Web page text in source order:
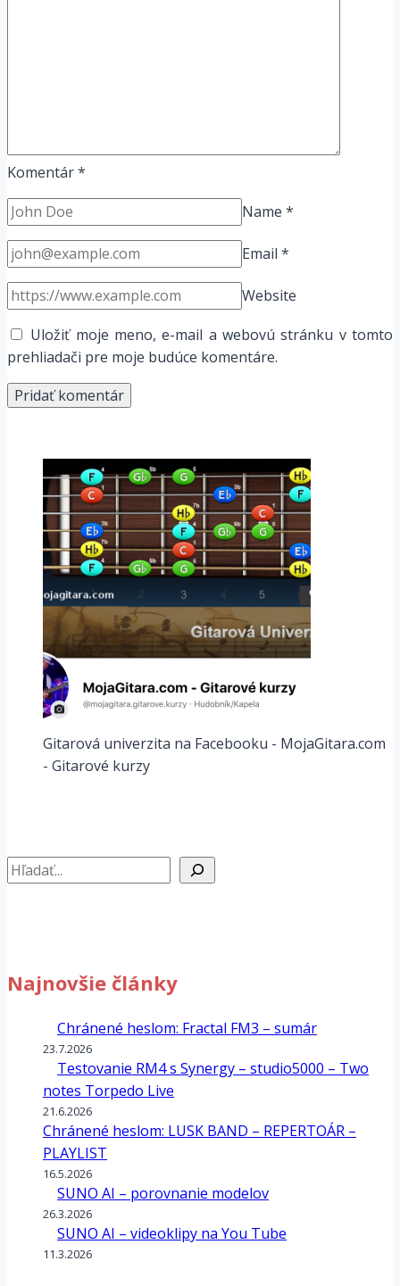
Komentár*
Name *
Email *
Website
Uložiť moje meno, e-mail a webovú stránku v tomto
prehliadači pre moje budúce komentáre.
Gitarová univerzita na Facebooku - MojaGitara.com
- Gitarové kurzy
Hľadať
Najnovšie články
Chránené heslom: Fractal FM3 – sumár
23.7.2026
Testovanie RM4 s Synergy – studio5000 – Two
notes Torpedo Live
21.6.2026
Chránené heslom: LUSK BAND – REPERTOÁR –
PLAYLIST
16.5.2026
SUNO AI – porovnanie modelov
26.3.2026
SUNO AI – videoklipy na You Tube
11.3.2026